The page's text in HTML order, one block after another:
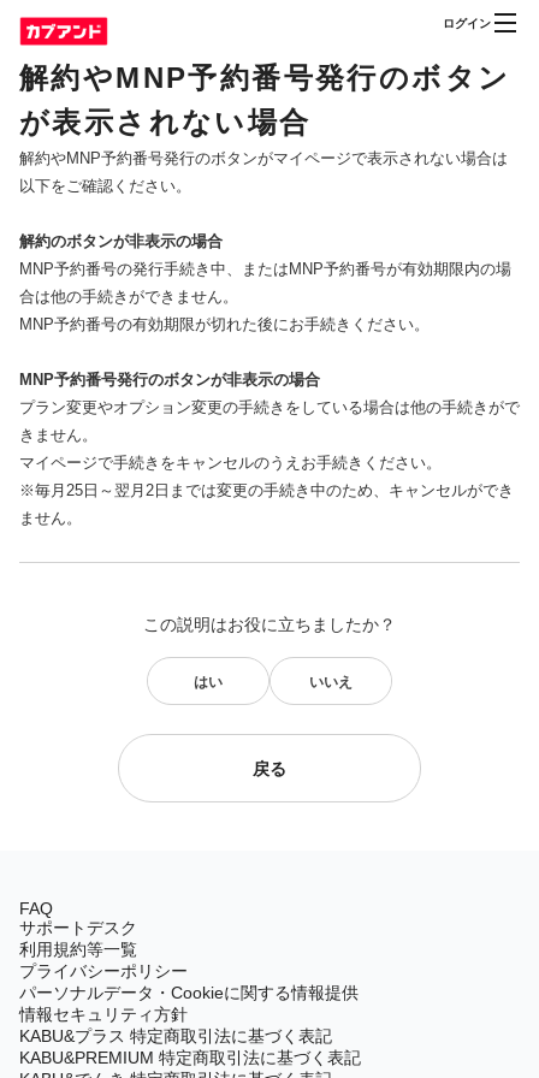
ログイン
解約やMNP予約番号発行のボタン
が表示されない場合
解約やMNP予約番号発行のボタンがマイページで表示されない場合は
以下をご確認ください。
解約のボタンが非表示の場合
MNP予約番号の発行手続き中、またはMNP予約番号が有効期限内の場
合は他の手続きができません。
MNP予約番号の有効期限が切れた後にお手続きください。
MNP予約番号発行のボタンが非表示の場合
プラン変更やオプション変更の手続きをしている場合は他の手続きがで
きません。
マイページで手続きをキャンセルのうえお手続きください。
※毎月25日～翌月2日までは変更の手続き中のため、キャンセルができ
ません。
この説明はお役に立ちましたか？
はい いいえ
戻る
FAQ
サポートデスク
利用規約等一覧
プライバシーポリシー
パーソナルデータ・Cookieに関する情報提供
情報セキュリティ方針
KABU&プラス 特定商取引法に基づく表記
KABU&PREMIUM 特定商取引法に基づく表記